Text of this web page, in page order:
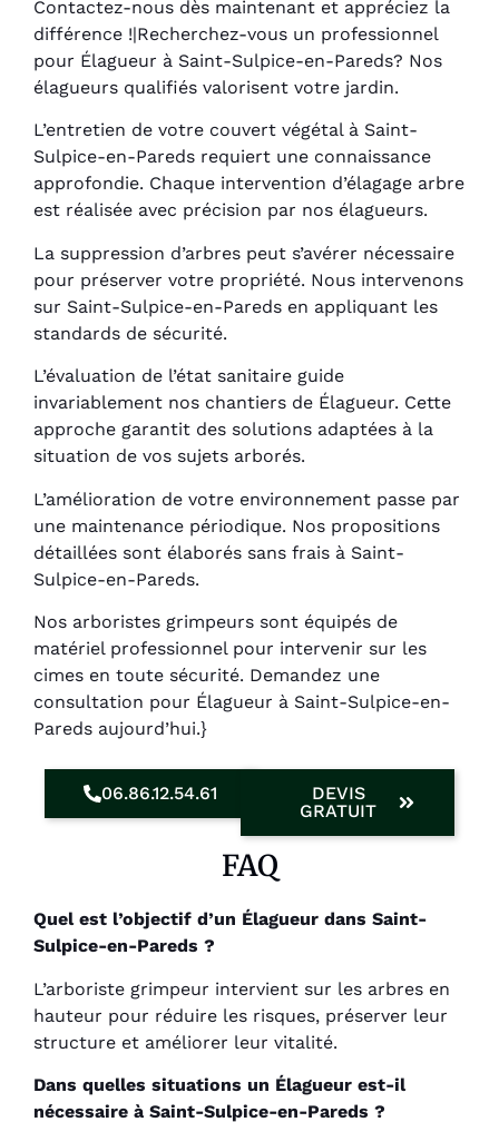
Contactez-nous dès maintenant et appréciez la
différence !|Recherchez-vous un professionnel
pour Élagueur à Saint-Sulpice-en-Pareds? Nos
élagueurs qualifiés valorisent votre jardin.
L’entretien de votre couvert végétal à Saint-
Sulpice-en-Pareds requiert une connaissance
approfondie. Chaque intervention d’élagage arbre
est réalisée avec précision par nos élagueurs.
La suppression d’arbres peut s’avérer nécessaire
pour préserver votre propriété. Nous intervenons
sur Saint-Sulpice-en-Pareds en appliquant les
standards de sécurité.
L’évaluation de l’état sanitaire guide
invariablement nos chantiers de Élagueur. Cette
approche garantit des solutions adaptées à la
situation de vos sujets arborés.
L’amélioration de votre environnement passe par
une maintenance périodique. Nos propositions
détaillées sont élaborés sans frais à Saint-
Sulpice-en-Pareds.
Nos arboristes grimpeurs sont équipés de
matériel professionnel pour intervenir sur les
cimes en toute sécurité. Demandez une
consultation pour Élagueur à Saint-Sulpice-en-
Pareds aujourd’hui.}
06.86.12.54.61
DEVIS
GRATUIT
FAQ
Quel est l’objectif d’un Élagueur dans Saint-
Sulpice-en-Pareds ?
L’arboriste grimpeur intervient sur les arbres en
hauteur pour réduire les risques, préserver leur
structure et améliorer leur vitalité.
Dans quelles situations un Élagueur est-il
nécessaire à Saint-Sulpice-en-Pareds ?